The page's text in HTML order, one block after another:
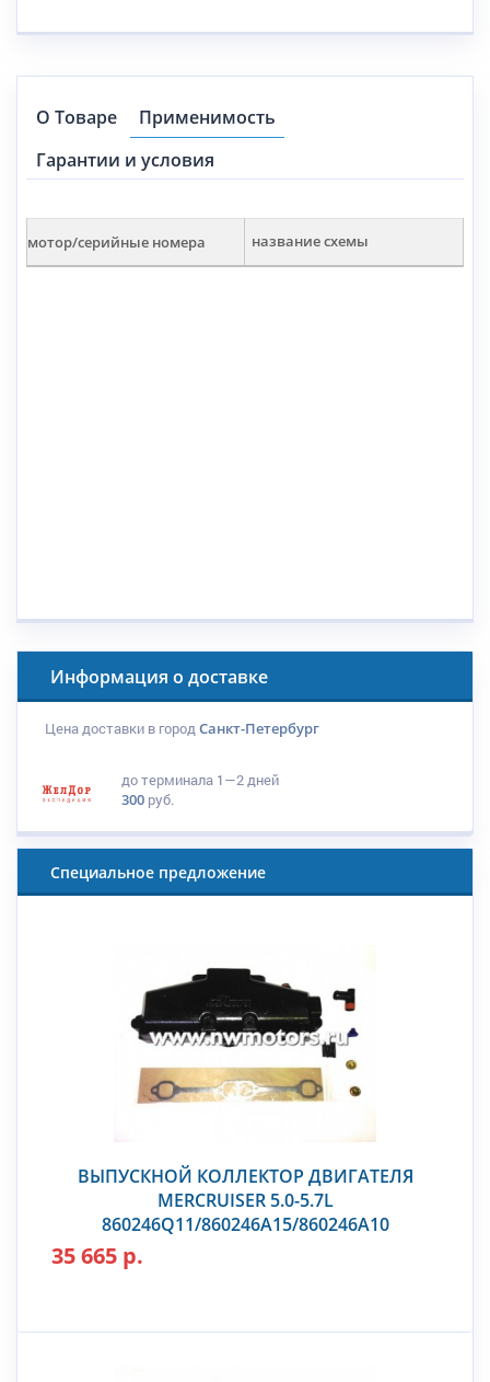
О Товаре
Применимость
Гарантии и условия
мотор/серийные номера название схемы
Информация о доставке
Цена доставки в городСанкт-Петербург
до терминала 1—2 дней
300 руб.
Специальное предложение
ВЫПУСКНОЙ КОЛЛЕКТОР ДВИГАТЕЛЯ
MERCRUISER 5.0-5.7L
860246Q11/860246A15/860246A10
35 665 р.